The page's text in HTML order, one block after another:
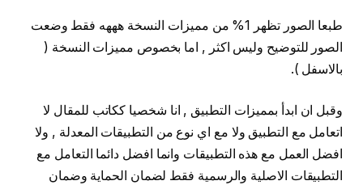
طبعا الصور تظهر 1% من مميزات النسخة هههه فقط وضعت
الصور للتوضيح وليس اكثر , اما بخصوص مميزات النسخة (
بالاسفل ).
وقبل ان ابدأ بمميزات التطبيق , انا شخصيا ككاتب للمقال لا
اتعامل مع التطبيق ولا مع اي نوع من التطبيقات المعدلة , ولا
افضل العمل مع هذه التطبيقات وانما افضل دائما التعامل مع
التطبيقات الاصلية والرسمية فقط لضمان الحماية وضمان